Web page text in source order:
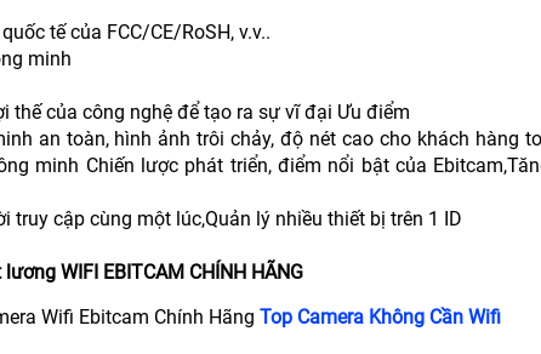
tế của FCC/CE/RoSH, v.v..
minh
thế của công nghệ để tạo ra sự vĩ đại Ưu điểm
an toàn, hình ảnh trôi chảy, độ nét cao cho khách hàng
minh Chiến lược phát triển, điểm nổi bật của
truy cập cùng một lúc,Quản lý nhiều thiết bị trên 1 ID
WIFI EBITCAM CHÍNH HÃNG
Wifi Ebitcam Chính Hãng Top Camera Không Cần Wifi